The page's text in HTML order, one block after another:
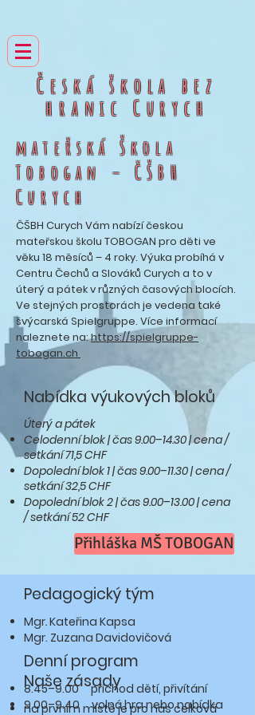
Česká škola bez
hranic
Curych
mateřská Škola
Tobogan – ČŠBH
Curych
ČŠBH Curych Vám nabízí českou
mateřskou školu TOBOGAN pro děti ve
věku 18 měsíců – 4 roky. Výuka probíhá v
Centru Čechů a Slováků Curych a to v
úterý a pátek v různých časových blocích.
Ve stejných prostorách je vedena také
švýcarská Spielgruppe. Více informací
naleznete na:https://spielgruppe-
tobogan.ch
Nabídka výukových bloků
Úterý​ a pátek
Celodenní blok | čas 9.00–14.30 | cena /
setkání 71,5 CHF
Dopolední blok 1 | čas 9.00–11.30 | cena /
setkání 32,5 CHF
Dopolední blok 2 | čas 9.00–13.00 | cena
/ setkání 52 CHF
Přihláška MŠ TOBOGAN
Pedagogický tým
Mgr.Kateřina Kapsa
Mgr. Zuzana Davidovičová
Naše zásady
na prvním místě je pro nás celková
Denní program
8.45–9.00 příchod dětí, přivítání
9.00–9.40 volná hra nebo nabídka